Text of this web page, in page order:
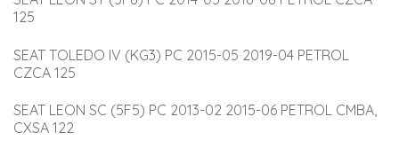
125
SEAT TOLEDO IV (KG3) PC 2015-05 2019-04 PETROL
CZCA 125
SEAT LEON SC (5F5) PC 2013-02 2015-06 PETROL CMBA,
CXSA 122